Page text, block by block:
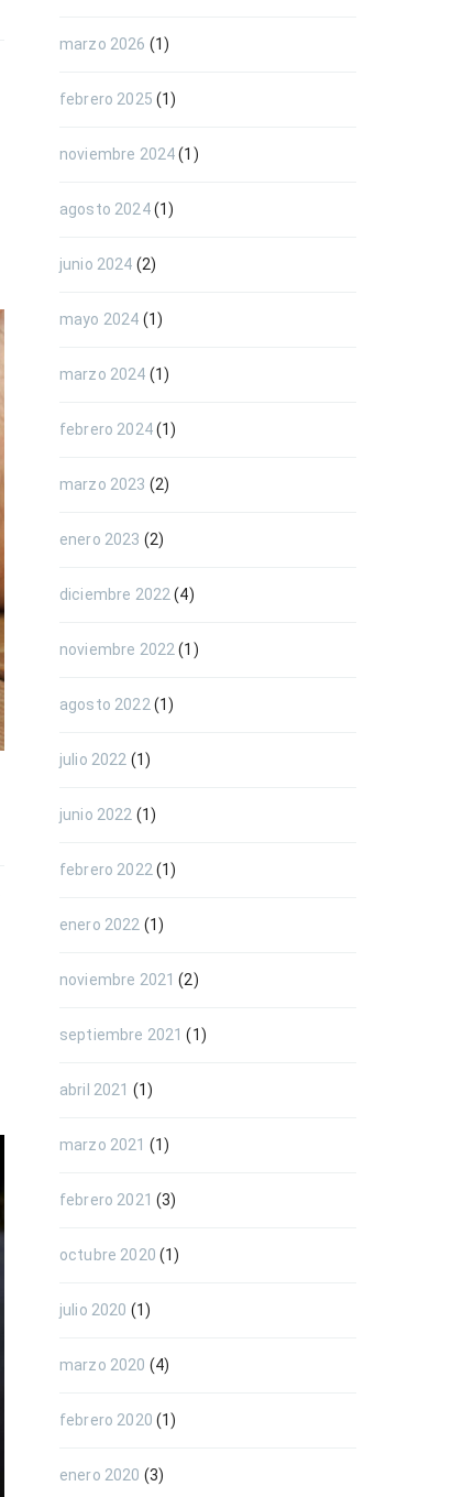
marzo 2026 (1)
febrero 2025 (1)
noviembre 2024(1)
agosto 2024(1)
junio 2024 (2)
mayo 2024 (1)
marzo 2024 (1)
febrero 2024(1)
marzo 2023 (2)
enero 2023 (2)
diciembre 2022 (4)
noviembre 2022 (1)
agosto 2022 (1)
julio 2022 (1)
junio 2022 (1)
febrero 2022 (1)
enero 2022 (1)
noviembre 2021 (2)
septiembre 2021 (1)
abril 2021 (1)
marzo 2021 (1)
febrero 2021 (3)
octubre 2020 (1)
julio 2020 (1)
marzo 2020 (4)
febrero 2020 (1)
enero 2020 (3)